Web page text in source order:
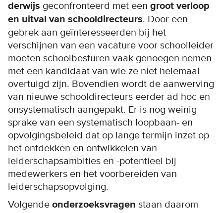
der­wijs geconfronteerd met een groot verloop
en uitval van school­di­rec­teurs. Door een
gebrek aan geïnteresseerden bij het
verschijnen van een vacature voor schoolleider
moeten schoolbesturen vaak genoegen nemen
met een kandidaat van wie ze niet helemaal
overtuigd zijn. Bovendien wordt de aanwerving
van nieuwe school­direc­teurs eerder ad hoc en
onsystematisch aangepakt. Er is nog weinig
sprake van een systematisch loopbaan- en
opvolgingsbeleid dat op lange termijn inzet op
het ontdekken en ontwikkelen van
leiderschapsambities en -potentieel bij
medewerkers en het voorbereiden van
leiderschapsopvolging.
Volgende onderzoeksvragen staan daarom